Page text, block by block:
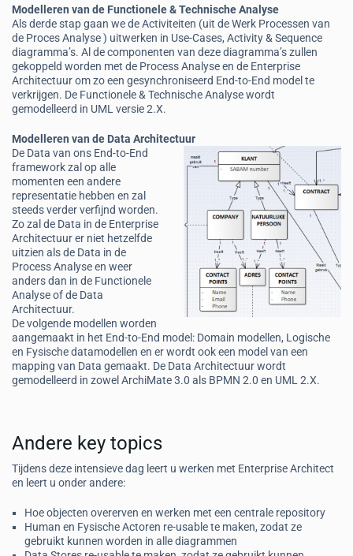
Modelleren van de Functionele & Technische Analyse
Als derde stap gaan we de Activiteiten (uit de Werk Processen van
de Proces Analyse ) uitwerken in Use-Cases, Activity & Sequence
diagramma’s. Al de componenten van deze diagramma’s zullen
gekoppeld worden met de Process Analyse en de Enterprise
Architectuur om zo een gesynchroniseerd End-to-End model te
verkrijgen. De Functionele & Technische Analyse wordt
gemodelleerd in UML versie 2.X.
Modelleren van de Data Architectuur
De Data van ons End-to-End
framework zal op alle
momenten een andere
representatie hebben en zal
steeds verder verfijnd worden.
Zo zal de Data in de Enterprise
Architectuur er niet hetzelfde
uitzien als de Data in de
Process Analyse en weer
anders dan in de Functionele
Analyse of de Data
Architectuur.
De volgende modellen worden
aangemaakt in het End-to-End model: Domain modellen, Logische
en Fysische datamodellen en er wordt ook een model van een
mapping van Data gemaakt. De Data Architectuur wordt
gemodelleerd in zowel ArchiMate 3.0 als BPMN 2.0 en UML 2.X.
Andere key topics
Tijdens deze intensieve dag leert u werken met Enterprise Architect
en leert u onder andere:
Hoe objecten overerven en werken met een centrale repository
Human en Fysische Actoren re-usable te maken, zodat ze
gebruikt kunnen worden in alle diagrammen